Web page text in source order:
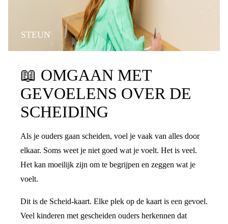
STEUN
📖 OMGAAN MET
GEVOELENS OVER DE
SCHEIDING
Als je ouders gaan scheiden, voel je vaak van alles door
elkaar. Soms weet je niet goed wat je voelt. Het is veel.
Het kan moeilijk zijn om te begrijpen en zeggen wat je
voelt.
Dit is de Scheid-kaart. Elke plek op de kaart is een gevoel.
Veel kinderen met gescheiden ouders herkennen dat